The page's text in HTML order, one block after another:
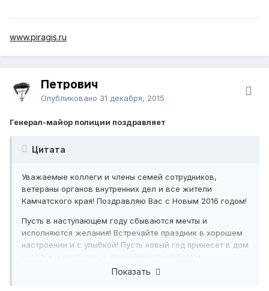
www.piragis.ru
Петрович
Опубликовано 31 декабря, 2015
Генерал-майор полиции поздравляет
Цитата
Уважаемые коллеги и члены семей сотрудников,
ветераны органов внутренних дел и все жители
Камчатского края! Поздравляю Вас с Новым 2016 годом!
Пусть в наступающем году сбываются мечты и
исполняются желания! Встречайте праздник в хорошем
настроении и с улыбкой! Пусть новый год принесет в дом
одухотворенность, в сердце любовь и уважение к тем,
Показать